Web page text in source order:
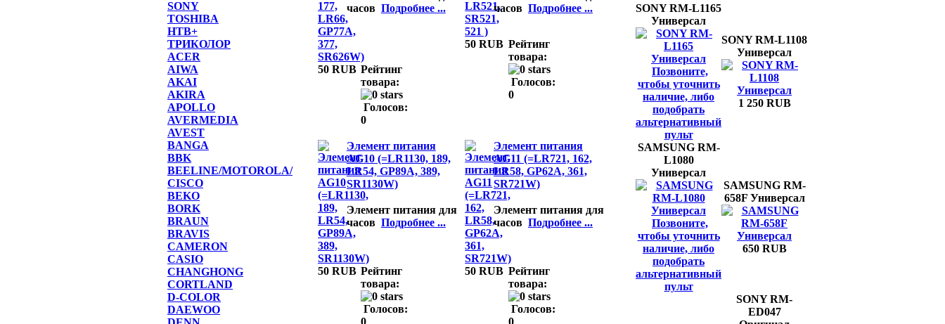
SONY
TOSHIBA
НТВ+
ТРИКОЛОР
ACER
AIWA
AKAI
AKIRA
APOLLO
AVERMEDIA
AVEST
BANGA
BBK
BEELINE/MOTOROLA/
CISCO
BEKO
BORK
BRAUN
BRAVIS
CAMERON
CASIO
CHANGHONG
CORTLAND
D-COLOR
DAEWOO
часов Подробнее ...
50 RUB Рейтинг
товара:
Голосов:
0
часовПодробнее ...
50 RUB Рейтинг
товара:
Голосов:
0
Элемент питания
AG10 (=LR1130, 189,
LR54, GP89A, 389,
SR1130W)
Элемент питания для
часов Подробнее ...
50 RUB Рейтинг
товара:
Голосов:
0
Элемент питания
AG11 (=LR721, 162,
LR58, GP62A, 361,
SR721W)
Элемент питания для
часовПодробнее ...
50 RUB Рейтинг
товара:
Голосов:
0
SONY RM-L1165
Универсал
Позвоните,
чтобы уточнить
наличие, либо
подобрать
альтернативный
пульт
SONY RM-L1108
Универсал
1 250 RUB
SAMSUNG RM-
L1080
Универсал
Позвоните,
чтобы уточнить
наличие, либо
подобрать
альтернативный
пульт
SAMSUNG RM-
658F Универсал
650 RUB
SONY RM-
ED047